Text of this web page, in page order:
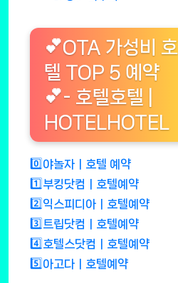
💕OTA 가성비 호
텔 TOP 5 예약
💕- 호텔호텔 |
HOTELHOTEL
0️⃣야놀자ㅣ호텔 예약
1️⃣부킹닷컴ㅣ호텔예약
2️⃣익스피디아ㅣ호텔예약
3️⃣트립닷컴ㅣ호텔예약
4️⃣호텔스닷컴ㅣ호텔예약
5️⃣아고다ㅣ호텔예약